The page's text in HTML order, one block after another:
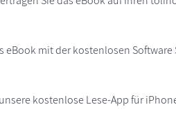
eBook mit der kostenlosen Software
kostenlose Lese-App für